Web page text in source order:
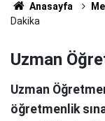
Anasayfa
Dakika
Uzman
Uzman
öğretmenlik